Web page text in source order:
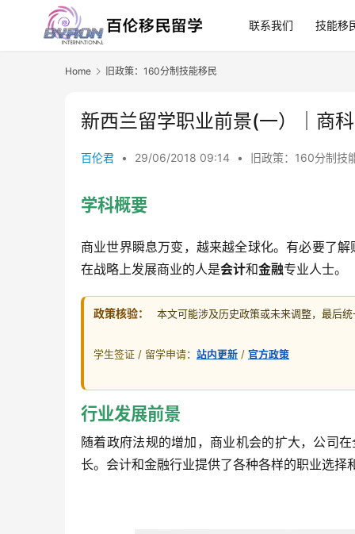
联系我们 技能移
Home 旧政策：160分制技能移民
新西兰留学职业前景(一）｜商科
百伦君 • 29/06/2018 09:14 • 旧政策：160分制技
学科概要
商业世界瞬息万变，越来越全球化。有必要了
在战略上发展商业的人是会计和金融专业人士。
政策核验： 本文可能涉及历史政策或未来调整，最后
学生签证 / 留学申请： 站内更新 / 官方政策
行业发展前景
随着政府法规的增加，商业机会的扩大，公司
长。会计和金融行业提供了各种各样的职业选